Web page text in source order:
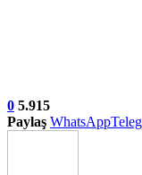
0 5.915
Paylaş WhatsApp